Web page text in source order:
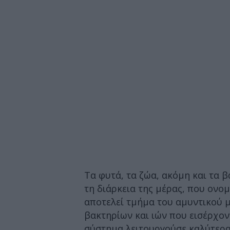
Τα φυτά, τα ζώα, ακόμη και τα
τη διάρκεια της μέρας, που
αποτελεί τμήμα του αμυντικού
βακτηρίων και ιών που